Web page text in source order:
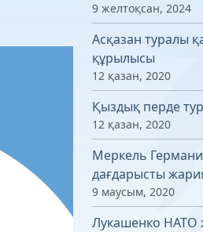
9 желтоқсан, 2024
Асқазан туралы
құрылысы
12 қазан, 2020
Қыздық перде
12 қазан, 2020
Меркель
дағдарысты
9 маусым, 2020
Лукашенко НАТО